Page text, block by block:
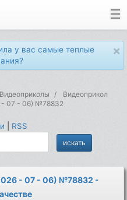
×
у вас самые теплые
Видеоприколы
Видеоприкол
- 07 - 06) №78832
RSS
- 07 - 06) №78832 -